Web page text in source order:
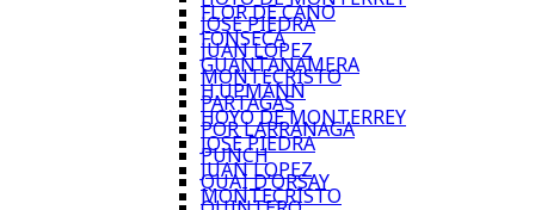
JOSE PIEDRA
JUAN LOPEZ
MONTECRISTO
PARTAGAS
POR LARRANAGA
PUNCH
QUAI D’ORSAY
FLOR DE CANO
FONSECA
GUANTANAMERA
H.UPMANN
HOYO DE MONTERREY
JOSE PIEDRA
JUAN LOPEZ
MONTECRISTO